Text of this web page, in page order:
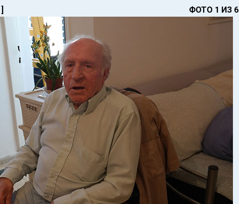
] ФОТО 1 ИЗ 6